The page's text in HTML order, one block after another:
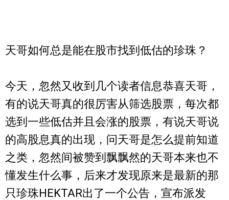
天哥如何总是能在股市找到低估的珍珠？
今天，忽然又收到几个读者信息恭喜天哥，
有的说天哥真的很厉害从筛选股票，每次都
选到一些低估并且会涨的股票，有说天哥说
的高股息真的出现，问天哥是怎么提前知道
之类，忽然间被赞到飘飘然的天哥本来也不
懂发生什么事，后来才发现原来是最新的那
只珍珠HEKTAR出了一个公告，宣布派发